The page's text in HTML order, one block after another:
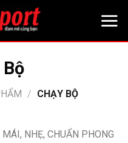
/ CHẠY BỘ
NHẸ, CHUẨN PHONG